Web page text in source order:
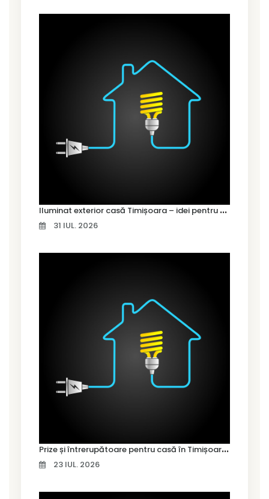
I
luminat exterior casă Timișoara – idei pentru siguranță și confort
31 IUL. 2026
P
rize și întrerupătoare pentru casă în Timișoara – cum alegi variantele potrivite
23 IUL. 2026